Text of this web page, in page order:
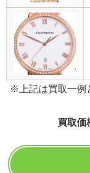
※上記は買取一例
買取価